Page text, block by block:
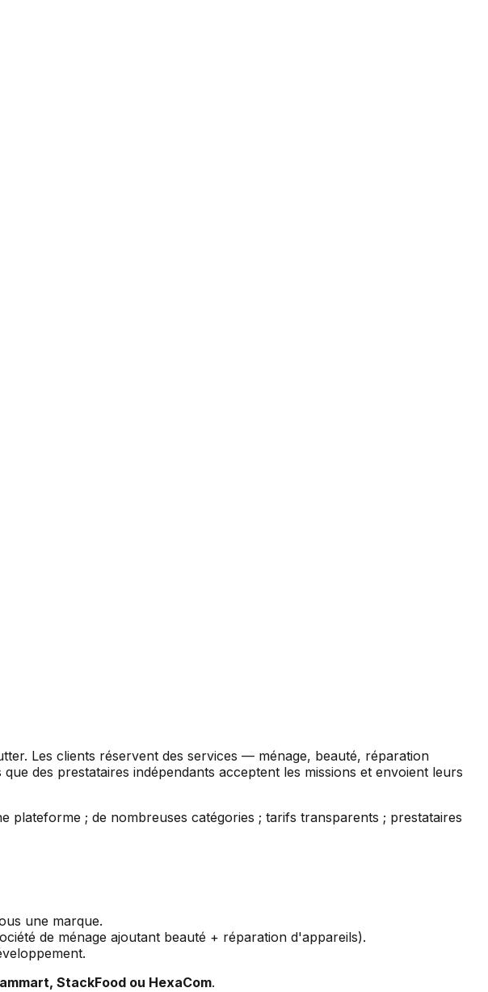
Les clients réservent des services — ménage, beauté, réparation
des prestataires indépendants acceptent les missions et envoient leurs
plateforme ; de nombreuses catégories ; tarifs transparents ; prestataires
une marque.
de ménage ajoutant beauté + réparation d'appareils).
StackFood ou HexaCom.